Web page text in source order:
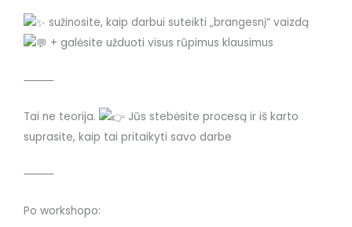
sužinosite, kaip darbui suteikti „brangesnį“ vaizdą
+ galėsite užduoti visus rūpimus klausimus
⸻
Tai ne teorija.
Jūs stebėsite procesą ir iš karto
suprasite, kaip tai pritaikyti savo darbe
⸻
Po workshopo: